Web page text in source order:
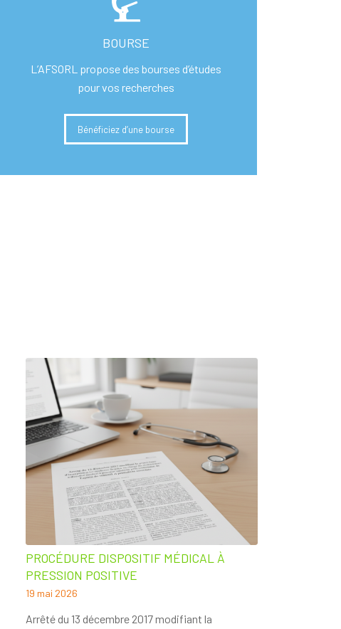
BOURSE
L’AFSORL propose des bourses d’études
pour vos recherches
Bénéficiez d’une bourse
PROCÉDURE DISPOSITIF MÉDICAL À
PRESSION POSITIVE
19 mai 2026
Arrêté du 13 décembre 2017 modifiant la